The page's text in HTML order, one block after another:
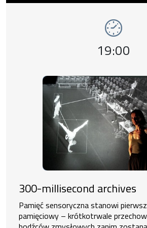
Producentka:Urszula Swałtek
Event
19:00
300-millisecond archives
Pamięć sensoryczna stanowi
pamięciowy – krótkotrwale